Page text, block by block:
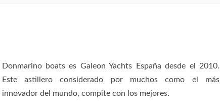
Donmarino boats es Galeon Yachts España desde el 2010.
Este astillero considerado por muchos como el más
innovador del mundo, compite con los mejores.